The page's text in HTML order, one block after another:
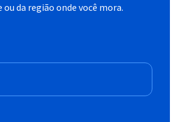
ou da região onde você mora.